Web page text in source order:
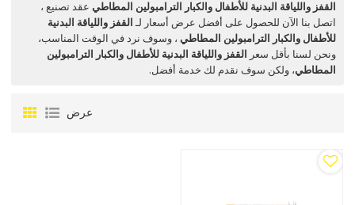
القفز واللياقة البدنية للأطفال والكبار الترامبولين المطاطي عقد تصنيع ،
اتصل بنا الآن للحصول على أفضل عرض أسعار لـ القفز واللياقة البدنية
للأطفال والكبار الترامبولين المطاطي ، وسوف نرد في الوقت المناسب،
ونحن لسنا بأقل سعر
القفز واللياقة البدنية للأطفال والكبار الترامبولين
المطاطي، ولكن سوف نقدم لك خدمة أفضل.
عرض